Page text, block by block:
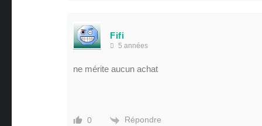
Fifi
5 années
ne mérite aucun achat
0 Répondre